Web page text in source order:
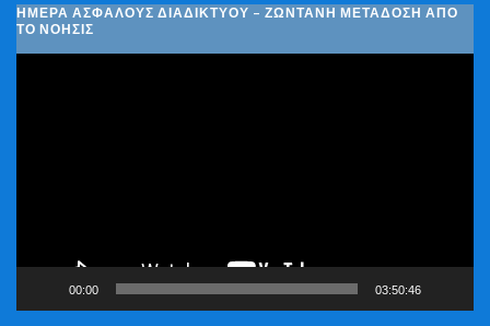
ΗΜΈΡΑ ΑΣΦΑΛΟΎΣ ΔΙΑΔΙΚΤΎΟΥ – ΖΩΝΤΑΝΉ ΜΕΤΆΔΟΣΗ ΑΠΌ
ΤΟ ΝΟΗΣΙΣ
00:00 03:50:46